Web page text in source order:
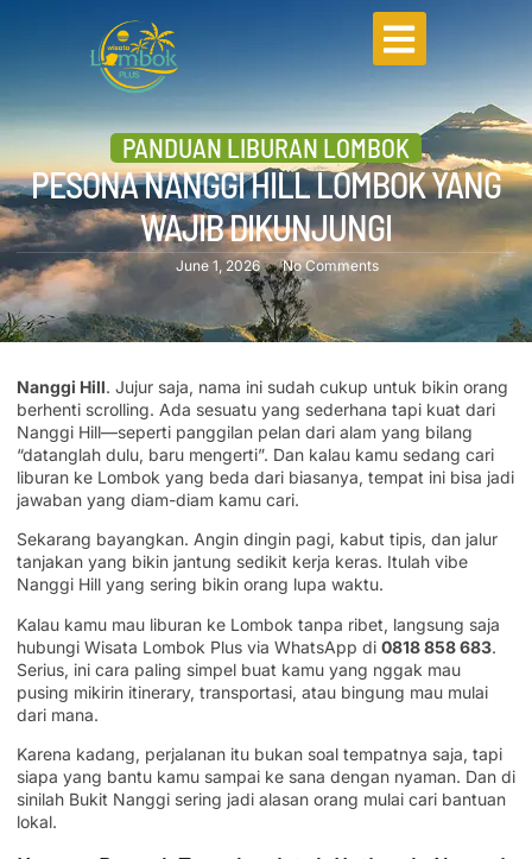
PANDUAN LIBURAN LOMBOK
PESONA NANGGI HILL LOMBOK YANG
WAJIB DIKUNJUNGI
June 1, 2026 No Comments
Nanggi Hill. Jujur saja, nama ini sudah cukup untuk bikin orang
berhenti scrolling. Ada sesuatu yang sederhana tapi kuat dari
Nanggi Hill—seperti panggilan pelan dari alam yang bilang
“datanglah dulu, baru mengerti”. Dan kalau kamu sedang cari
liburan ke Lombok yang beda dari biasanya, tempat ini bisa jadi
jawaban yang diam-diam kamu cari.
Sekarang bayangkan. Angin dingin pagi, kabut tipis, dan jalur
tanjakan yang bikin jantung sedikit kerja keras. Itulah vibe
Nanggi Hill yang sering bikin orang lupa waktu.
Kalau kamu mau liburan ke Lombok tanpa ribet, langsung saja
hubungi Wisata Lombok Plus via WhatsApp di 0818 858 683.
Serius, ini cara paling simpel buat kamu yang nggak mau
pusing mikirin itinerary, transportasi, atau bingung mau mulai
dari mana.
Karena kadang, perjalanan itu bukan soal tempatnya saja, tapi
siapa yang bantu kamu sampai ke sana dengan nyaman. Dan di
sinilah Bukit Nanggi sering jadi alasan orang mulai cari bantuan
lokal.